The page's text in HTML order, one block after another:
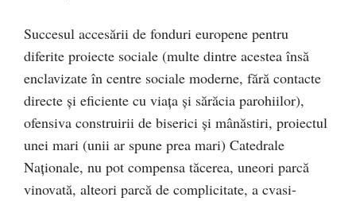
Succesul accesării de fonduri europene pentru
diferite proiecte sociale (multe dintre acestea însă
enclavizate în centre sociale moderne, fără contacte
directe şi eficiente cu viaţa şi sărăcia parohiilor),
ofensiva construirii de biserici şi mânăstiri, proiectul
unei mari (unii ar spune prea mari) Catedrale
Naţionale, nu pot compensa tăcerea, uneori parcă
vinovată, alteori parcă de complicitate, a cvasi-